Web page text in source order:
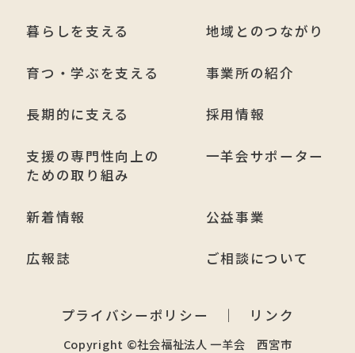
暮らしを支える
育つ・学ぶを支える
長期的に支える
支援の専門性向上の
ための取り組み
新着情報
広報誌
地域とのつながり
事業所の紹介
採用情報
一羊会サポーター
公益事業
ご相談について
プライバシーポリシー リンク
Copyright ©社会福祉法人 一羊会 西宮市